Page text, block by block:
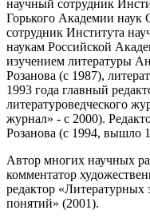
научный сотрудник
Горького Академии
сотрудник Института
наукам Российской
изучением литературы
Розанова (с 1987),
1993 года главный
литературоведческого
журнал» - с 2000).
Розанова (с 1994, вышло
Автор многих научных
комментатор
редактор
понятий» (2001).